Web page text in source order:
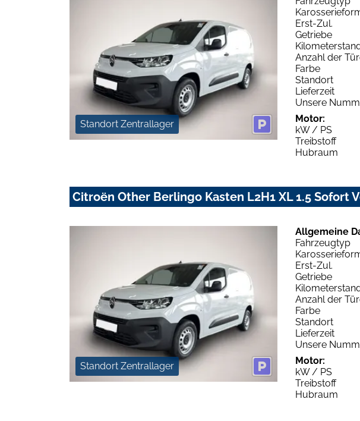
Standort Zentrallager
Erst-Zul.
Getriebe
Anzahl der
Farbe
Standort
Lieferzeit
Unsere
Motor:
kW / PS
Treibstoff
Hubraum
Citroën Other Berlingo Kasten L2H1 XL 1.5 Sofort
Standort Zentrallager
Allgemeine
Fahrzeugtyp
Erst-Zul.
Getriebe
Anzahl der
Farbe
Standort
Lieferzeit
Unsere
Motor:
kW / PS
Treibstoff
Hubraum